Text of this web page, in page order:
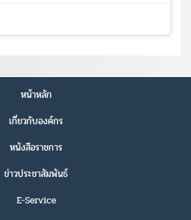
หน้าหลัก
เกี่ยวกับองค์กร
หนังสือราชการ
ข่าวประชาสัมพันธ์
E-Service